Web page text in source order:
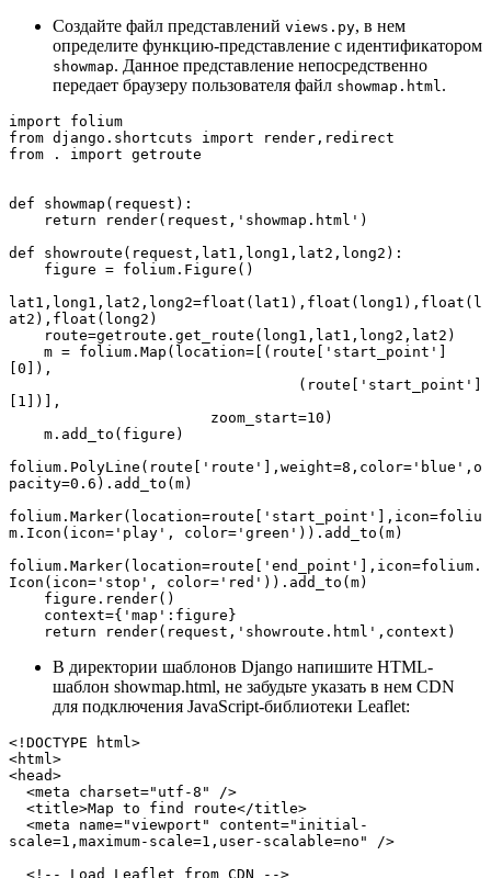
Создайте файл представлений views.py, в нем
определите функцию-представление с идентификатором
showmap. Данное представление непосредственно
передает браузеру пользователя файл showmap.html.
import folium
from django.shortcuts import render,redirect
from . import getroute
def showmap(request):
def showroute(request,lat1,long1,lat2,long2):
lat1,long1,lat2,long2=float(lat1),float(long1),float(l
at2),float(long2)
[0]),
[1])],
folium.PolyLine(route['route'],weight=8,color='blue',o
pacity=0.6).add_to(m)
folium.Marker(location=route['start_point'],icon=foliu
m.Icon(icon='play', color='green')).add_to(m)
folium.Marker(location=route['end_point'],icon=folium.
Icon(icon='stop', color='red')).add_to(m)
    return render(request,'showroute.html',context)
В директории шаблонов Django напишите HTML-
шаблон showmap.html, не забудьте указать в нем CDN
для подключения JavaScript-библиотеки Leaflet:
<!DOCTYPE html>
<html>
<head>
scale=1,maximum-scale=1,user-scalable=no" />